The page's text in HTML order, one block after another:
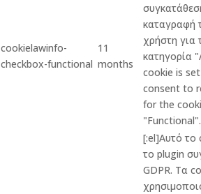
cookielawinfo-
checkbox-functional
11
months
καταγραφή
χρήστη για
κατηγορία
cookie is
consent to
for the
[:el]Αυτό το
το plugin
GDPR. Τα